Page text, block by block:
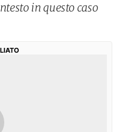
in questo caso